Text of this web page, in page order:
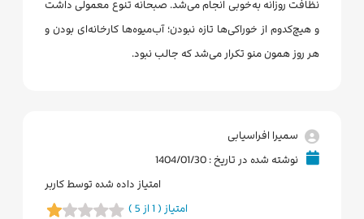
نظافت روزانه به‌خوبی انجام می‌شد. صبحانه تنوع معمولی داشت
و هیچ‌کدوم از خوراکی‌ها تازه نبودن؛ آب‌میوه‌ها کارخانه‌ای بودن و
هر روز همون منو تکرار می‌شد که جالب نبود.
سمیرا افراسیابی
نوشته شده در تاریخ : 1404/01/30
امتیاز داده شده توسط کاربر
امتیاز ( 1 از 5 )